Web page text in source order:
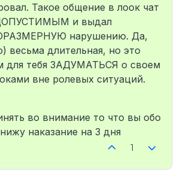
Такое общение в лоок чат
и выдал
нарушению. Да,
весьма длительная, но это
для тебя ЗАДУМАТЬСЯ о своем
вне ролевых ситуаций.
во внимание то что вы обо
наказание на 3 дня
1